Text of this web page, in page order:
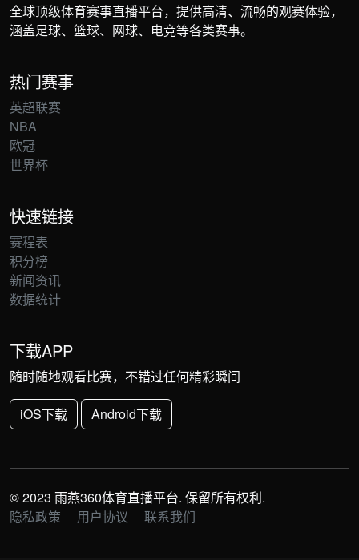
全球顶级体育赛事直播平台，提供高清、流畅的观赛体验，
涵盖足球、篮球、网球、电竞等各类赛事。
热门赛事
英超联赛
NBA
欧冠
世界杯
快速链接
赛程表
积分榜
新闻资讯
数据统计
下载APP
随时随地观看比赛，不错过任何精彩瞬间
iOS下载 Android下载
© 2023 雨燕360体育直播平台. 保留所有权利.
隐私政策
用户协议 联系我们